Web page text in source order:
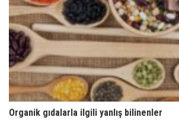
Organik gıdalarla ilgili yanlış bilinenler